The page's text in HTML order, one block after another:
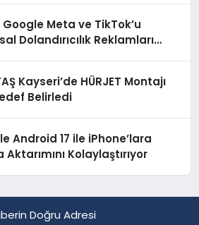
Google Meta ve TikTok’u
Dolandırıcılık Reklamları
Kayseri’de HÜRJET Montajı
Belirledi
Android 17 ile iPhone’lara
Aktarımını Kolaylaştırıyor
Doğru Adresi